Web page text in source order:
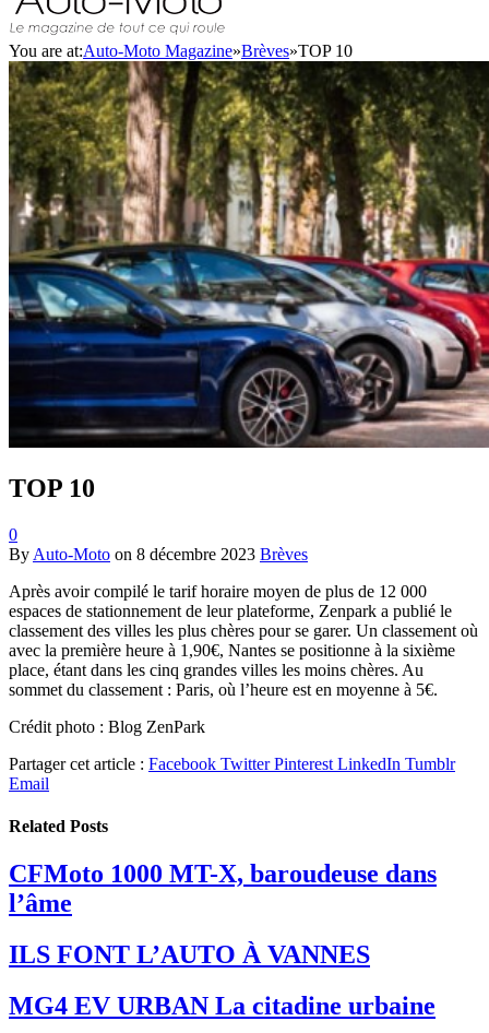
You are at:Auto-Moto Magazine»Brèves»TOP 10
TOP 10
0
By Auto-Moto on 8 décembre 2023 Brèves
Après avoir compilé le tarif horaire moyen de plus de 12 000
espaces de stationnement de leur plateforme, Zenpark a publié le
classement des villes les plus chères pour se garer. Un classement où
avec la première heure à 1,90€, Nantes se positionne à la sixième
place, étant dans les cinq grandes villes les moins chères. Au
sommet du classement : Paris, où l’heure est en moyenne à 5€.
Crédit photo : Blog ZenPark
Partager cet article : Facebook Twitter Pinterest LinkedIn Tumblr
Email
Related Posts
CFMoto 1000 MT-X, baroudeuse dans
l’âme
ILS FONT L’AUTO À VANNES
MG4 EV URBAN La citadine urbaine